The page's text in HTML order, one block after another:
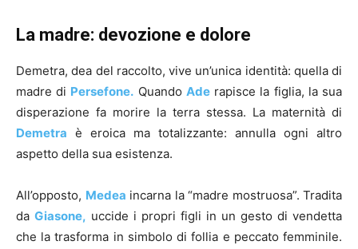
La madre: devozione e dolore
Demetra, dea del raccolto, vive un’unica identità: quella di
madre di Persefone. Quando Ade rapisce la figlia, la sua
disperazione fa morire la terra stessa. La maternità di
Demetra è eroica ma totalizzante: annulla ogni altro
aspetto della sua esistenza.
All’opposto, Medea incarna la “madre mostruosa”. Tradita
da Giasone, uccide i propri figli in un gesto di vendetta
che la trasforma in simbolo di follia e peccato femminile.